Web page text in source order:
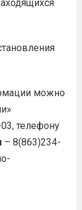
можно
телефону
– 8(863)234-